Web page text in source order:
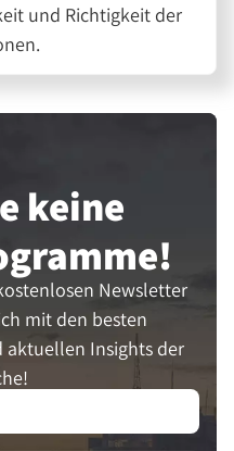
und Richtigkeit der
keine
Newsletter
mit den besten
Insights der